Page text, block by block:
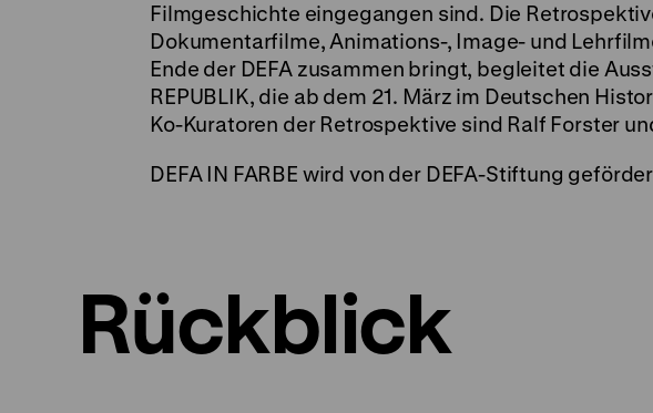
Filmgeschichte eingegangen sind. Die
Dokumentarfilme, Animations-, Image- und
Ende der DEFA zusammen bringt, begleitet die
REPUBLIK, die ab dem 21. März im Deutschen
Ko-Kuratoren der Retrospektive sind Ralf Forster
DEFA IN FARBE wird von der DEFA-Stiftung
Rückblick